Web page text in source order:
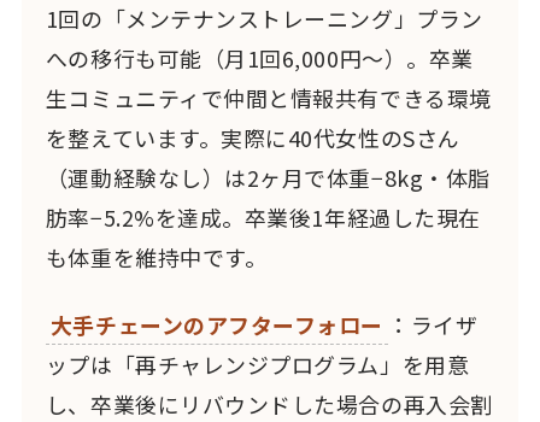
1回の「メンテナンストレーニング」プラン
への移行も可能（月1回6,000円〜）。卒業
生コミュニティで仲間と情報共有できる環境
を整えています。実際に40代女性のSさん
（運動経験なし）は2ヶ月で体重−8kg・体脂
肪率−5.2%を達成。卒業後1年経過した現在
も体重を維持中です。
大手チェーンのアフターフォロー ：ライザ
ップは「再チャレンジプログラム」を用意
し、卒業後にリバウンドした場合の再入会割